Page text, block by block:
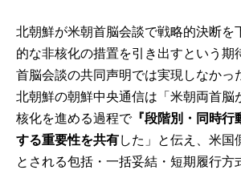
北朝鮮が米朝首脳会談で戦略的決断を
的な非核化の措置を引き出すという期
首脳会談の共同声明では実現しなかっ
北朝鮮の朝鮮中央通信は「米朝両首脳
核化を進める過程で『段階別・同時行
する重要性を共有した」と伝え、米国
とされる包括・一括妥結・短期履行方